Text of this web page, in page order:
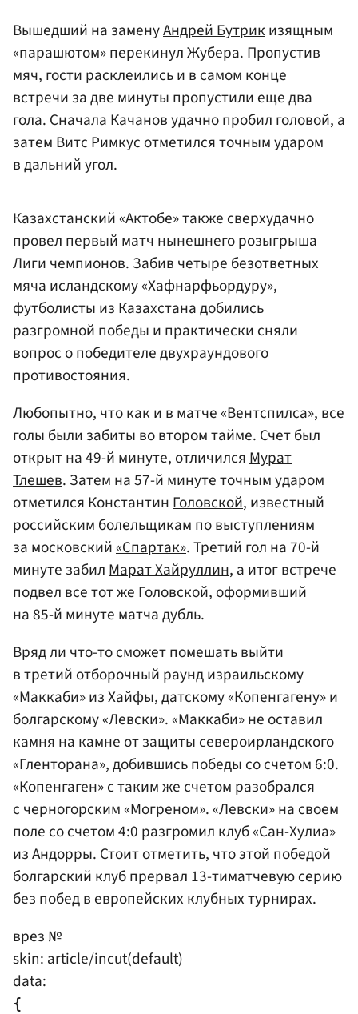
Вышедший на заменуАндрей Бутрикизящным
«парашютом» перекинул Жубера. Пропустив
мяч, гости расклеились и в самом конце
встречи за две минуты пропустили еще два
гола. Сначала Качанов удачно пробил головой, а
затем Витс Римкус отметился точным ударом
в дальний угол.
Казахстанский «Актобе» также сверхудачно
провел первый матч нынешнего розыгрыша
Лиги чемпионов. Забив четыре безответных
мяча исландскому «Хафнарфьордуру»,
футболисты из Казахстана добились
разгромной победы и практически сняли
вопрос о победителе двухраундового
противостояния.
Любопытно, что как и в матче «Вентспилса», все
голы были забиты во втором тайме. Счет был
открыт на 49-й минуте, отличилсяМурат
Тлешев. Затем на 57-й минуте точным ударом
отметился КонстантинГоловской, известный
российским болельщикам по выступлениям
за московский«Спартак». Третий гол на 70-й
минуте забилМарат Хайруллин, а итог встрече
подвел все тот же Головской, оформивший
на 85-й минуте матча дубль.
Вряд ли что-то сможет помешать выйти
в третий отборочный раунд израильскому
«Маккаби» из Хайфы, датскому «Копенгагену» и
болгарскому «Левски». «Маккаби» не оставил
камня на камне от защиты североирландского
«Гленторана», добившись победы со счетом 6:0.
«Копенгаген» с таким же счетом разобрался
с черногорским «Могреном». «Левски» на своем
поле со счетом 4:0 разгромил клуб «Сан-Хулиа»
из Андорры. Стоит отметить, что этой победой
болгарский клуб прервал 13-тиматчевую серию
без побед в европейских клубных турнирах.
врез №
skin: article/incut(default)
data:
{